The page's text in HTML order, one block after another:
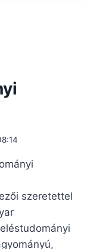
szeretettel